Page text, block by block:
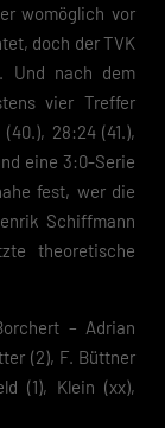
womöglich vor
doch der TVK
Und nach dem
vier Treffer
28:24 (41.),
eine 3:0-Serie
fest, wer die
Schiffmann
theoretische
– Adrian
(2), F. Büttner
(1), Klein (xx),